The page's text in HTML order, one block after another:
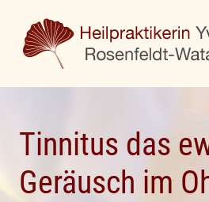
Inhalt
springen
Tinnitus das
Geräusch im